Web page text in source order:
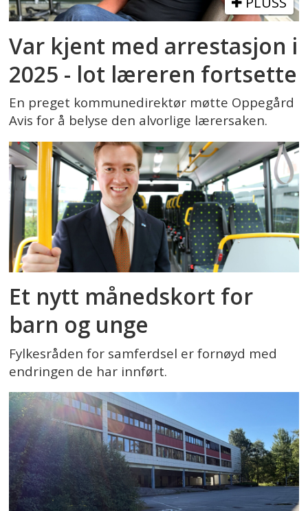
Var kjent med arrestasjon i
2025 - lot læreren fortsette
En preget kommunedirektør møtte Oppegård
Avis for å belyse den alvorlige lærersaken.
Et nytt månedskort for
barn og unge
Fylkesråden for samferdsel er fornøyd med
endringen de har innført.